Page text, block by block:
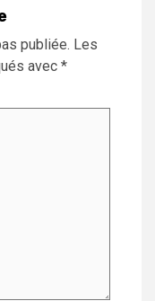
publiée. Les
avec *